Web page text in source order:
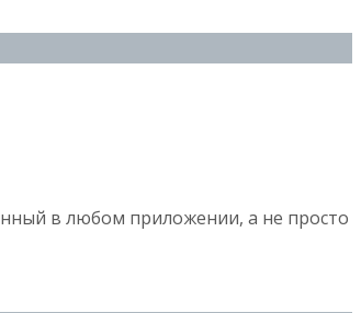
в любом приложении, а не просто